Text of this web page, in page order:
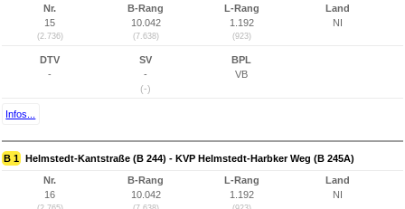
Nr.
15
(2.736)
B-Rang
10.042
(7.638)
L-Rang
1.192
(923)
Land
NI
DTV
-
SV
-
(-)
BPL
VB
Infos...
B 1 Helmstedt-Kantstraße (B 244) - KVP Helmstedt-Harbker Weg (B 245A)
Nr.
16
B-Rang
10.042
L-Rang
1.192
Land
NI